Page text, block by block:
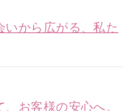
いから広がる、私た
お客様の安心へ。